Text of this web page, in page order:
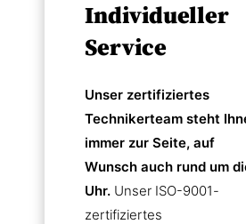
Individueller
Service
Unser zertifiziertes
Technikerteam steht
immer zur Seite, auf
Wunsch auch rund um
Uhr. Unser ISO-9001-
zertifiziertes